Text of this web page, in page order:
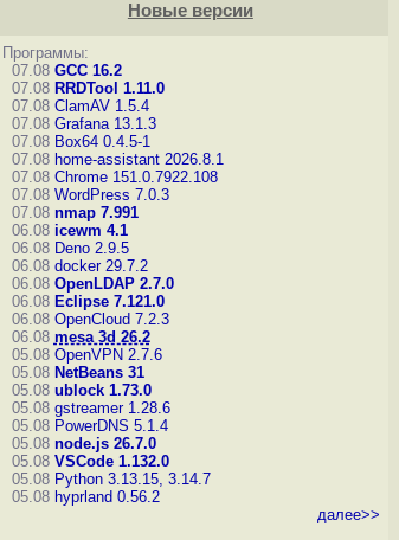
Новые версии
Программы:
07.08 GCC 16.2
07.08 RRDTool 1.11.0
07.08 ClamAV 1.5.4
07.08 Grafana 13.1.3
07.08 Box64 0.4.5-1
07.08 home-assistant 2026.8.1
07.08 Chrome 151.0.7922.108
07.08 WordPress 7.0.3
07.08 nmap 7.991
06.08 icewm 4.1
06.08 Deno 2.9.5
06.08 docker 29.7.2
06.08 OpenLDAP 2.7.0
06.08 Eclipse 7.121.0
06.08 OpenCloud 7.2.3
06.08 mesa 3d 26.2
05.08 OpenVPN 2.7.6
05.08 NetBeans 31
05.08 ublock 1.73.0
05.08 gstreamer 1.28.6
05.08 PowerDNS 5.1.4
05.08 node.js 26.7.0
05.08 VSCode 1.132.0
05.08 Python 3.13.15, 3.14.7
05.08 hyprland 0.56.2
далее>>